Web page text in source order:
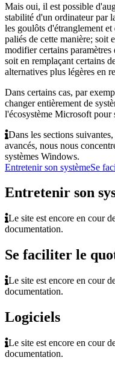
Mais oui, il est possible
stabilité d'un ordinateur par
les goulôts d'étranglement
paliés de cette manière; soit
modifier certains
soit en remplaçant certains
alternatives plus légères en
Dans certains cas, par
changer entièrement de
l'écosystème Microsoft
Dans les sections
avancés, nous nous
systèmes Windows.
Entretenir son systèmeSe
Entretenir son
Le site est encore en cour
documentation.
Se faciliter le
Le site est encore en cour
documentation.
Logiciels
Le site est encore en cour
documentation.